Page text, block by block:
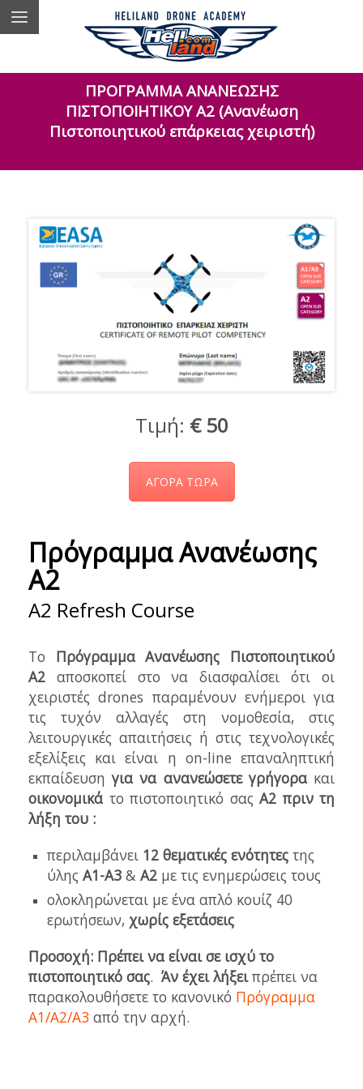
ΠΡΟΓΡΑΜΜΑ ΑΝΑΝΕΩΣΗΣ
ΠΙΣΤΟΠΟΙΗΤΙΚΟΥ A2 (Ανανέωση
Πιστοποιητικού επάρκειας χειριστή)
Τιμή: € 50
ΑΓΟΡΑ ΤΩΡΑ
Πρόγραμμα Ανανέωσης
Α2
A2 Refresh Course
Το Πρόγραμμα Ανανέωσης Πιστοποιητικού
A2 αποσκοπεί στο να διασφαλίσει ότι οι
χειριστές drones παραμένουν ενήμεροι για
τις τυχόν αλλαγές στη νομοθεσία, στις
λειτουργικές απαιτήσεις ή στις τεχνολογικές
εξελίξεις και είναι η on-line επαναληπτική
εκπαίδευσηγια να ανανεώσετε γρήγορακαι
οικονομικά το πιστοποιητικό σας A2 πριν τη
λήξη του :
περιλαμβάνει 12 θεματικές ενότητες της
ύλης Α1-Α3 & Α2 με τις ενημερώσεις τους
ολοκληρώνεται με ένα απλό κουίζ 40
ερωτήσεων, χωρίς εξετάσεις
Προσοχή: Πρέπει να είναι σε ισχύ το
πιστοποιητικό σας. Άν έχει λήξειπρέπει να
παρακολουθήσετε το κανονικό Πρόγραμμα
Α1/Α2/Α3 από την αρχή.